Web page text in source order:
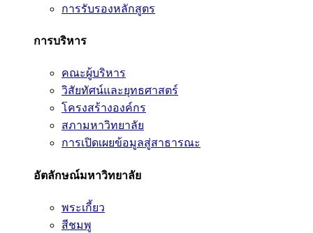
การรับรองหลักสูตร
การบริหาร
คณะผู้บริหาร
วิสัยทัศน์และยุทธศาสตร์
โครงสร้างองค์กร
สภามหาวิทยาลัย
การเปิดเผยข้อมูลสู่สาธารณะ
อัตลักษณ์มหาวิทยาลัย
พระเกี้ยว
สีชมพู